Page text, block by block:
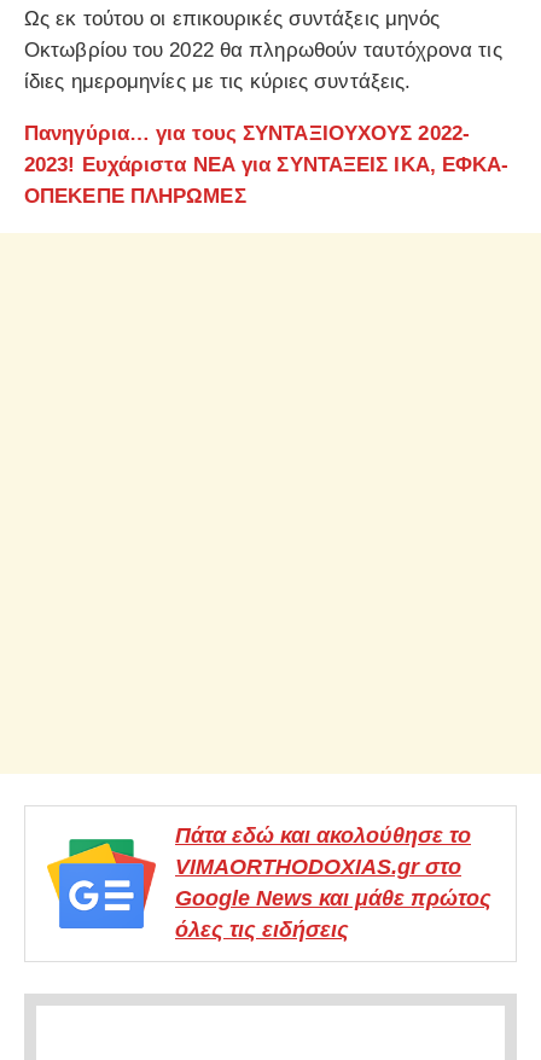
Ως εκ τούτου οι επικουρικές συντάξεις μηνός
Οκτωβρίου του 2022 θα πληρωθούν ταυτόχρονα τις
ίδιες ημερομηνίες με τις κύριες συντάξεις.
Πανηγύρια… για τους ΣΥΝΤΑΞΙΟΥΧΟΥΣ 2022-
2023! Ευχάριστα ΝΕΑ για ΣΥΝΤΑΞΕΙΣ ΙΚΑ, ΕΦΚΑ-
ΟΠΕΚΕΠΕ ΠΛΗΡΩΜΕΣ
Πάτα εδώ και ακολούθησε το
VIMAORTHODOXIAS.gr στο
Google News και μάθε πρώτος
όλες τις ειδήσεις